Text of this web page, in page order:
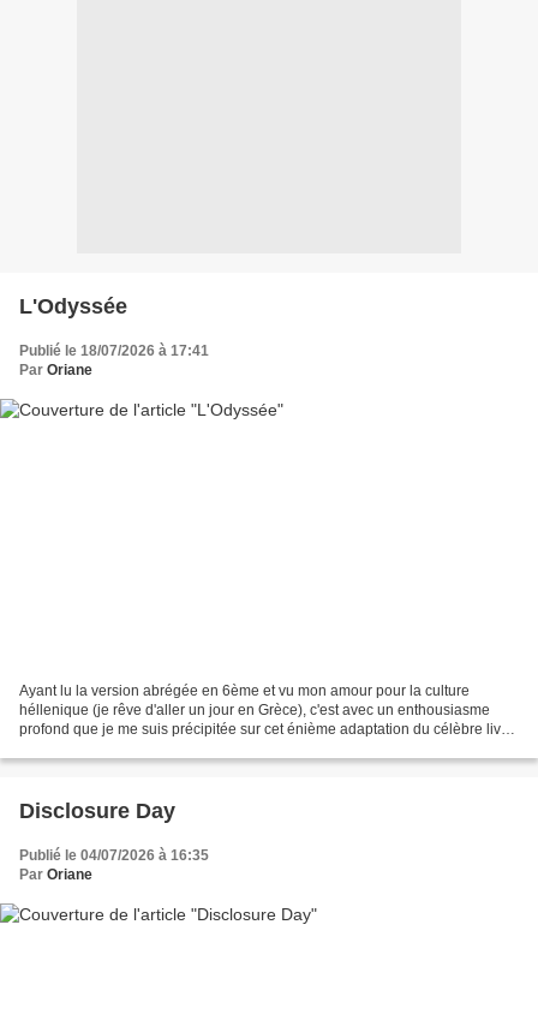
L'Odyssée
Publié le 18/07/2026 à 17:41
Par Oriane
Ayant lu la version abrégée en 6ème et vu mon amour pour la culture
héllenique (je rêve d'aller un jour en Grèce), c'est avec un enthousiasme
profond que je me suis précipitée sur cet énième adaptation du célèbre livre
Disclosure Day
Publié le 04/07/2026 à 16:35
Par Oriane